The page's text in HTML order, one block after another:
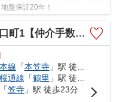
盤保証20年！
数料無料】新築一戸建て
線 「本笠寺」駅 徒歩14分
通線 「鶴里 」駅 徒歩18分
「笠寺」駅 徒歩23分